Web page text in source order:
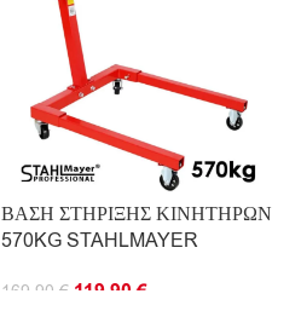
ΒΑΣΗ ΣΤΗΡΙΞΗΣ ΚΙΝΗΤΗΡΩΝ
570KG STAHLMAYER
169.90 € 119.90€